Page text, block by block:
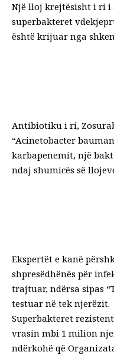
Një lloj krejtësisht i ri
superbakteret
është krijuar nga
Antibiotiku i ri,
“Acinetobacter
karbapenemit, një
ndaj shumicës së
Ekspertët e kanë
shpresëdhënës për
trajtuar, ndërsa sipas
testuar në tek njerëzit.
Superbakteret
vrasin mbi 1 milion
ndërkohë që